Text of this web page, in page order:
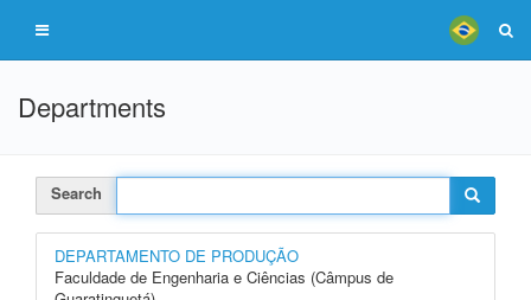
Departments
Search
DEPARTAMENTO DE PRODUÇÃO
Faculdade de Engenharia e Ciências (Câmpus de